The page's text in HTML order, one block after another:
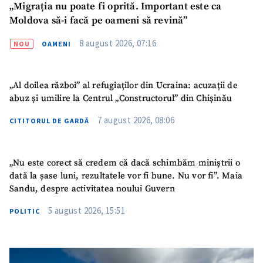
SUSȚINE
„Migrația nu poate fi oprită. Important este ca
Moldova să-i facă pe oameni să revină”
NOU OAMENI 8 august 2026, 07:16
„Al doilea război” al refugiaților din Ucraina: acuzații de
abuz și umilire la Centrul „Constructorul” din Chișinău
CITITORUL DE GARDĂ 7 august 2026, 08:06
„Nu este corect să credem că dacă schimbăm miniștrii o
dată la șase luni, rezultatele vor fi bune. Nu vor fi”. Maia
Sandu, despre activitatea noului Guvern
POLITIC 5 august 2026, 15:51